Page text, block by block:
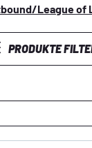
League of
PRODUKTE